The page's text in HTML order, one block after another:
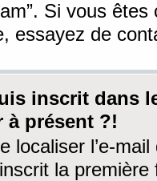
Si vous
essayez de
inscrit dans
à présent ?!
localiser l’e-
la première